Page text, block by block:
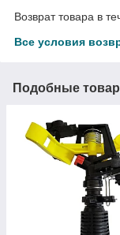
Возврат товара в
Все условия
Подобные